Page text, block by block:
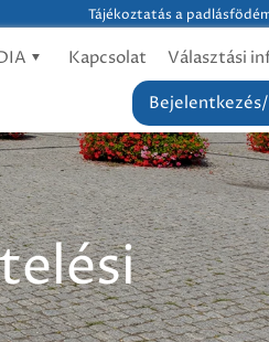
Tájékoztatás a
Kapcsolat Választási